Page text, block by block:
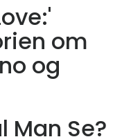
om
og
Man Se?